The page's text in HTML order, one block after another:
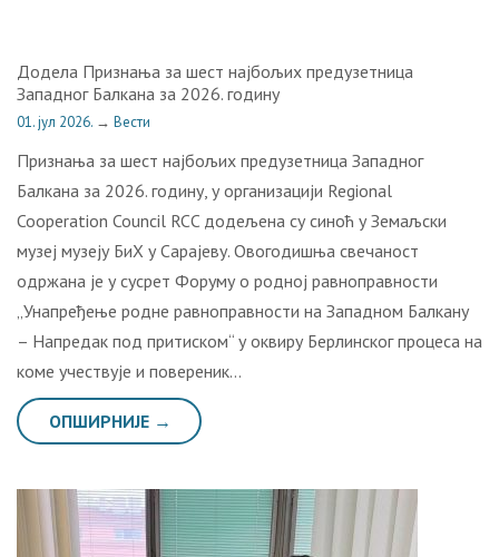
Додела Признања за шест најбољих предузетница
Западног Балкана за 2026. годину
01. јул 2026. → Вести
Признања за шест најбољих предузетница Западног
Балкана за 2026. годину, у организацији Regional
Cooperation Council RCC додељена су синоћ у Земаљски
музеј музеју БиХ у Сарајеву. Овогодишња свечаност
одржана је у сусрет Форуму о родној равноправности
„Унапређење родне равноправности на Западном Балкану
– Напредак под притиском“ у оквиру Берлинског процеса на
коме учествује и повереник…
ОПШИРНИЈЕ →